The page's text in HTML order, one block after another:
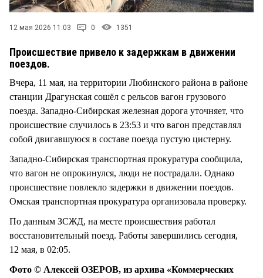
12 мая 2026 11:03 0 1351
Происшествие привело к задержкам в движении
поездов.
Вчера, 11 мая, на территории Любинского района в районе
станции Драгунская сошёл с рельсов вагон грузового
поезда. Западно-Сибирская железная дорога уточняет, что
происшествие случилось в 23:53 и что вагон представлял
собой двигавшуюся в составе поезда пустую цистерну.
Западно-Сибирская транспортная прокуратура сообщила,
что вагон не опрокинулся, люди не пострадали. Однако
происшествие повлекло задержки в движении поездов.
Омская транспортная прокуратура организовала проверку.
По данным ЗСЖД, на месте происшествия работал
восстановительный поезд. Работы завершились сегодня,
12 мая, в 02:05.
Фото © Алексей ОЗЕРОВ, из архива «Коммерческих